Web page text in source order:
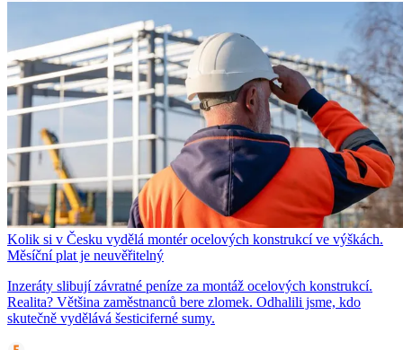
Kolik si v Česku vydělá montér ocelových konstrukcí ve výškách.
Měsíční plat je neuvěřitelný
Inzeráty slibují závratné peníze za montáž ocelových konstrukcí.
Realita? Většina zaměstnanců bere zlomek. Odhalili jsme, kdo
skutečně vydělává šesticiferné sumy.